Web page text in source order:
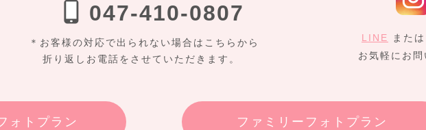
047-410-0807
＊お客様の対応で出られない場合はこちらから
折り返しお電話をさせていただきます。
LINE または
お気軽にお問
ォトプラン ファミリーフォトプラン